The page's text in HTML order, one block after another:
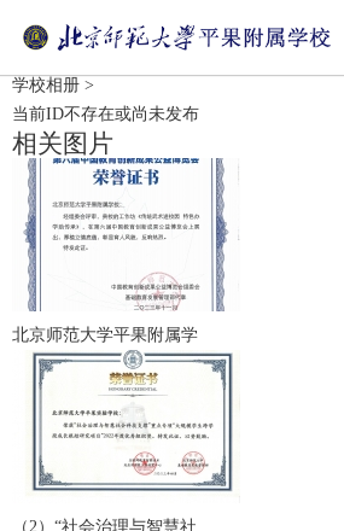
学校相册 >
当前ID不存在或尚未发布
相关图片
北京师范大学平果附属学
（2）“社会治理与智慧社